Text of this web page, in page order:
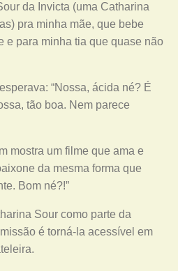
da Invicta (uma Catharina
pra minha mãe, que bebe
e para minha tia que quase não
“Nossa, ácida né? É
tão boa. Nem parece
mostra um filme que ama e
da mesma forma que
Bom né?!”
Sour como parte da
é torná-la acessível em